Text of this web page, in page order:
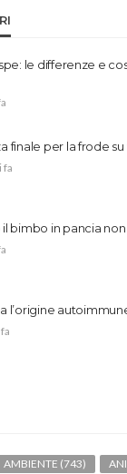
le differenze e
finale per la frode
fa
bimbo in pancia
l’origine
AMBIENTE (743)